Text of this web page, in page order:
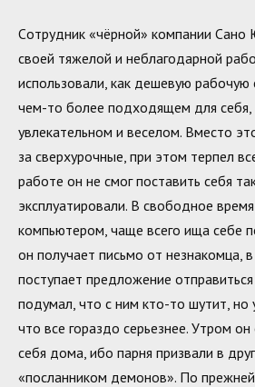
Cотрудник «чёрной» компании
своей тяжелой и неблагодарной
использовали, как дешевую рабочую
чем-то более подходящем для себя,
увлекательном и веселом. Вместо
за сверхурочные, при этом терпел
работе он не смог поставить себя
эксплуатировали. В свободное
компьютером, чаще всего ища себе
он получает письмо от незнакомца,
поступает предложение
подумал, что с ним кто-то шутит, но
что все гораздо серьезнее. Утром он
себя дома, ибо парня призвали в
«посланником демонов». По